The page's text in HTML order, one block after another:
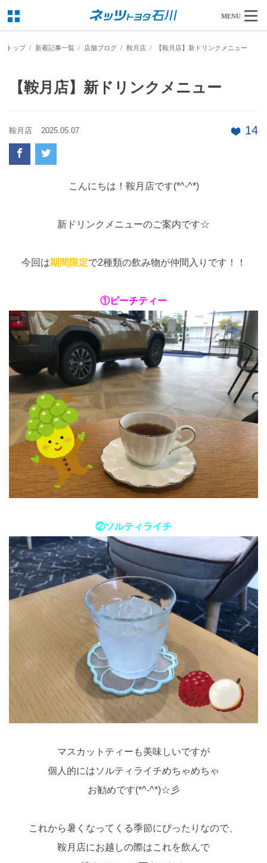
MENU
トップ 新着記事一覧 店舗ブログ 鞍月店 【鞍月店】新ドリンクメニュー
【鞍月店】新ドリンクメニュー
鞍月店 2025.05.07 14
こんにちは！鞍月店です(*^-^*)
新ドリンクメニューのご案内です☆
今回は期間限定で2種類の飲み物が仲間入りです！！
①ピーチティー
②ソルティライチ
マスカットティーも美味しいですが
個人的にはソルティライチめちゃめちゃ
お勧めです(*^-^*)☆彡
これから暑くなってくる季節にぴったりなので、
鞍月店にお越しの際はこれを飲んで